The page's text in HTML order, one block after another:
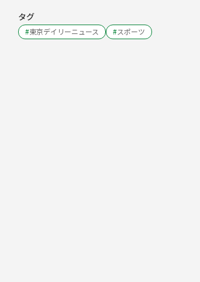
タグ
#東京デイリーニュース #スポーツ